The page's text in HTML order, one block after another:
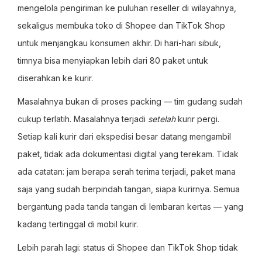
mengelola pengiriman ke puluhan reseller di wilayahnya,
sekaligus membuka toko di Shopee dan TikTok Shop
untuk menjangkau konsumen akhir. Di hari-hari sibuk,
timnya bisa menyiapkan lebih dari 80 paket untuk
diserahkan ke kurir.
Masalahnya bukan di proses packing — tim gudang sudah
cukup terlatih. Masalahnya terjadi setelahkurir pergi.
Setiap kali kurir dari ekspedisi besar datang mengambil
paket, tidak ada dokumentasi digital yang terekam. Tidak
ada catatan: jam berapa serah terima terjadi, paket mana
saja yang sudah berpindah tangan, siapa kurirnya. Semua
bergantung pada tanda tangan di lembaran kertas — yang
kadang tertinggal di mobil kurir.
Lebih parah lagi: status di Shopee dan TikTok Shop tidak